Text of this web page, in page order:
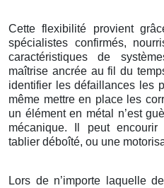
Cette flexibilité provient
spécialistes confirmés,
caractéristiques de
maîtrise ancrée au fil du
identifier les défaillances les
même mettre en place les
un élément en métal n’est
mécanique. Il peut encourir
tablier déboîté, ou une
Lors de n’importe laquelle